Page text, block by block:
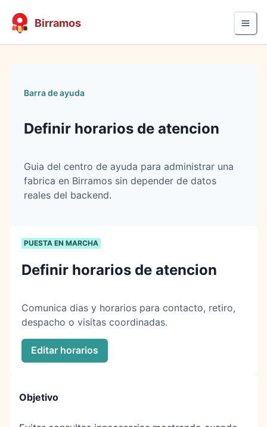
Birramos
Barra de ayuda
Definir horarios de atencion
Guia del centro de ayuda para administrar una
fabrica en Birramos sin depender de datos
reales del backend.
PUESTA EN MARCHA
Definir horarios de atencion
Comunica dias y horarios para contacto, retiro,
despacho o visitas coordinadas.
Editar horarios
Objetivo